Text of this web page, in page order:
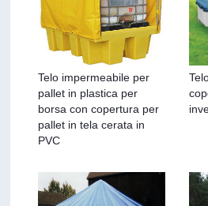
Telo impermeabile per
pallet in plastica per
borsa con copertura per
pallet in tela cerata in
PVC